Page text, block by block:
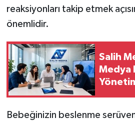
reaksiyonları takip etmek
önemlidir.
Salih
Medya
Bebeğinizin beslenme